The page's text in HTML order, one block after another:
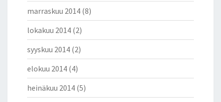
marraskuu 2014 (8)
lokakuu 2014 (2)
syyskuu 2014 (2)
elokuu 2014 (4)
heinäkuu 2014 (5)